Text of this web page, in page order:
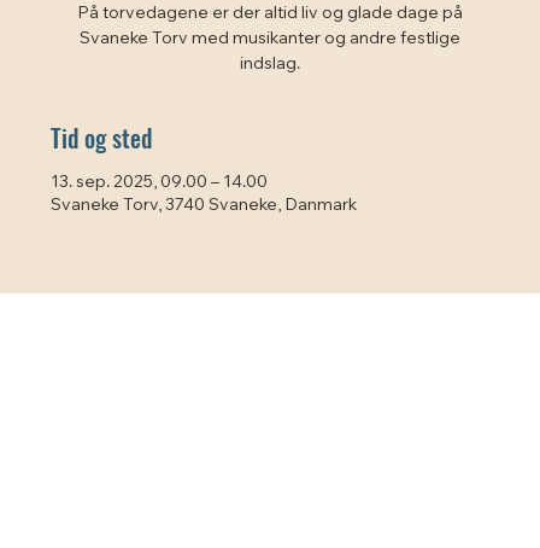
På torvedagene er der altid liv og glade dage på
Svaneke Torv med musikanter og andre festlige
indslag.
Tid og sted
13. sep. 2025, 09.00 – 14.00
Svaneke Torv, 3740 Svaneke, Danmark